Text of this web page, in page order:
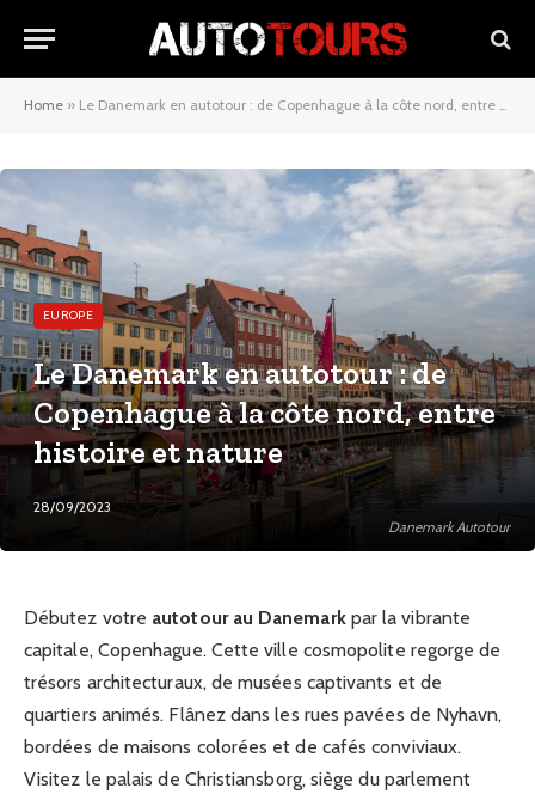
Home » Le Danemark en autotour : de Copenhague à la côte nord, entre histoire et nature
Danemark Autotour
EUROPE
Le Danemark en autotour : de
Copenhague à la côte nord, entre
histoire et nature
28/09/2023
Débutez votre autotour au Danemarkpar la vibrante
capitale, Copenhague. Cette ville cosmopolite regorge de
trésors architecturaux, de musées captivants et de
quartiers animés. Flânez dans les rues pavées de Nyhavn,
bordées de maisons colorées et de cafés conviviaux.
Visitez le palais de Christiansborg, siège du parlement